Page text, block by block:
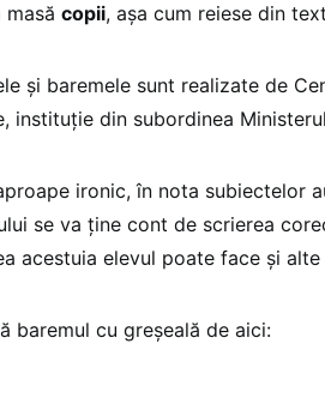
masă copii, așa cum reiese din
și baremele sunt realizate de
instituție din subordinea
ironic, în nota subiectelor
se va ține cont de scrierea
acestuia elevul poate face și alte
baremul cu greșeală de aici: